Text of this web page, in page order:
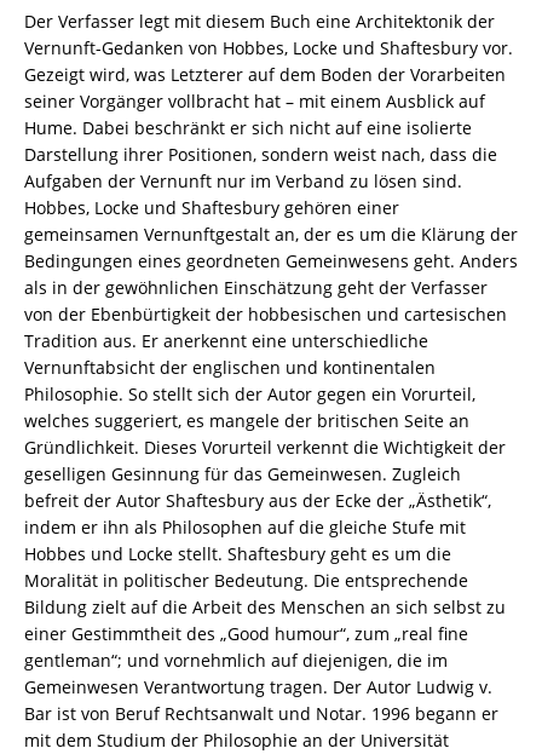
3-
8260-
3373-
5
/
978-
3-
82-
603373-
5
Menge
Der Verfasser legt mit diesem Buch eine Architektonik der
Vernunft-Gedanken von Hobbes, Locke und Shaftesbury vor.
Gezeigt wird, was Letzterer auf dem Boden der Vorarbeiten
seiner Vorgänger vollbracht hat – mit einem Ausblick auf
Hume. Dabei beschränkt er sich nicht auf eine isolierte
Darstellung ihrer Positionen, sondern weist nach, dass die
Aufgaben der Vernunft nur im Verband zu lösen sind.
Hobbes, Locke und Shaftesbury gehören einer
gemeinsamen Vernunftgestalt an, der es um die Klärung der
Bedingungen eines geordneten Gemeinwesens geht. Anders
als in der gewöhnlichen Einschätzung geht der Verfasser
von der Ebenbürtigkeit der hobbesischen und cartesischen
Tradition aus. Er anerkennt eine unterschiedliche
Vernunftabsicht der englischen und kontinentalen
Philosophie. So stellt sich der Autor gegen ein Vorurteil,
welches suggeriert, es mangele der britischen Seite an
Gründlichkeit. Dieses Vorurteil verkennt die Wichtigkeit der
geselligen Gesinnung für das Gemeinwesen. Zugleich
befreit der Autor Shaftesbury aus der Ecke der „Ästhetik“,
indem er ihn als Philosophen auf die gleiche Stufe mit
Hobbes und Locke stellt. Shaftesbury geht es um die
Moralität in politischer Bedeutung. Die entsprechende
Bildung zielt auf die Arbeit des Menschen an sich selbst zu
einer Gestimmtheit des „Good humour“, zum „real fine
gentleman“; und vornehmlich auf diejenigen, die im
Gemeinwesen Verantwortung tragen. Der Autor Ludwig v.
Bar ist von Beruf Rechtsanwalt und Notar. 1996 begann er
mit dem Studium der Philosophie an der Universität